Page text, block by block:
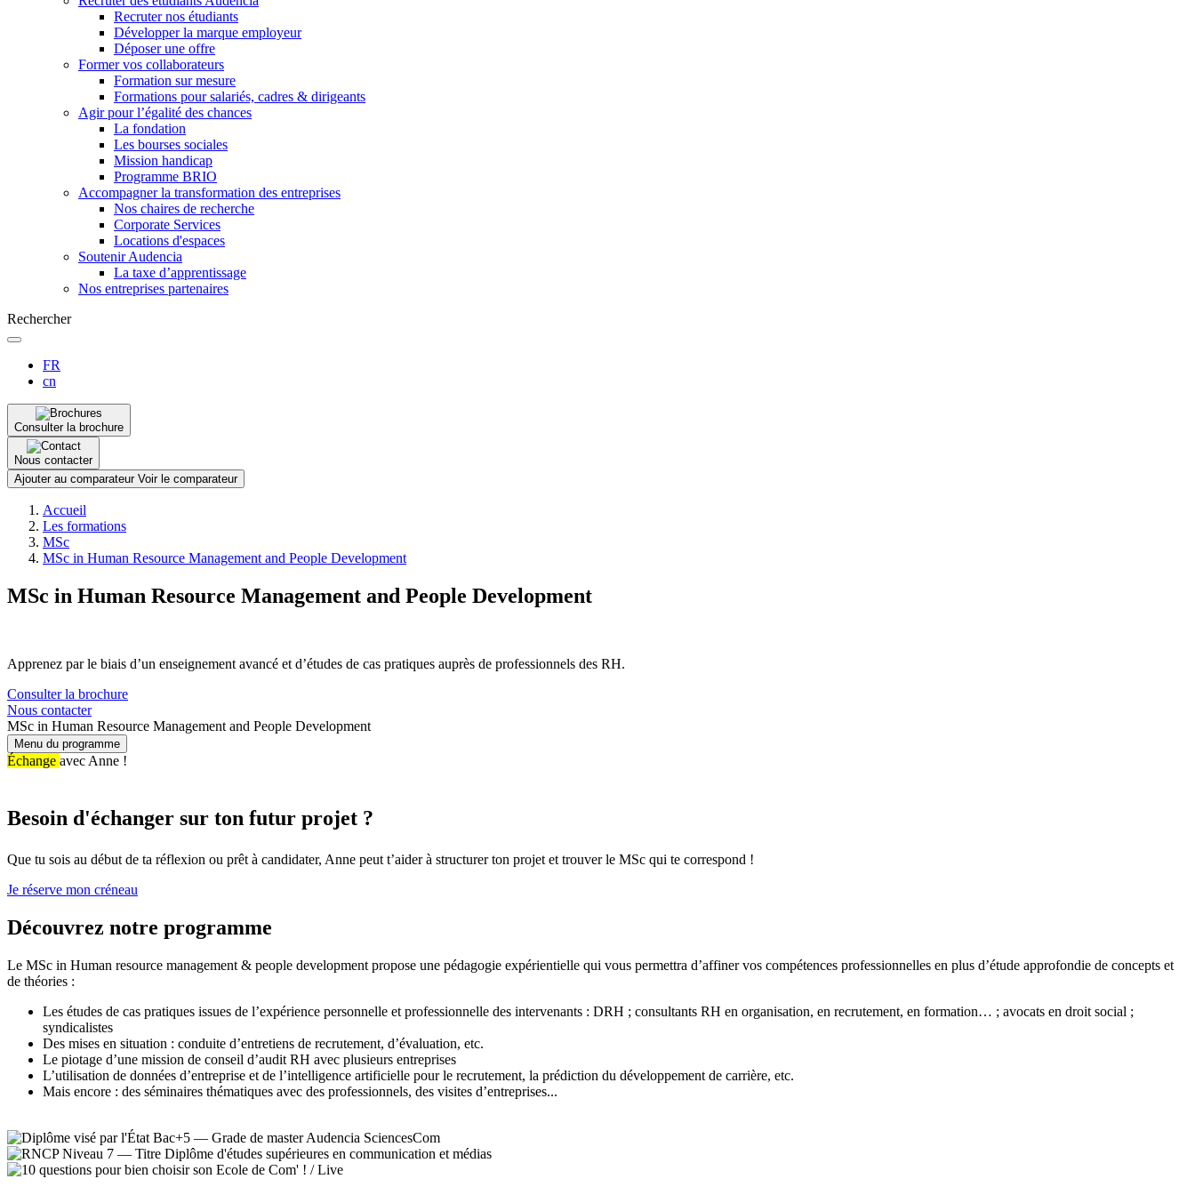
Recruter nos étudiants
Développer la marque employeur
Déposer une offre
Former vos collaborateurs
Formation sur mesure
Formations pour salariés, cadres & dirigeants
Agir pour l’égalité des chances
La fondation
Les bourses sociales
Mission handicap
Programme BRIO
Accompagner la transformation des entreprises
Nos chaires de recherche
Corporate Services
Locations d'espaces
Soutenir Audencia
La taxe d’apprentissage
Nos entreprises partenaires
Rechercher
FR
cn
Consulter la brochure
Nous contacter
Ajouter au comparateur Voir le comparateur
d'Ariane
Accueil
Les formations
MSc
MSc in Human Resource Management and People Development
MSc in Human Resource Management and People Development
Apprenez par le biais d’un enseignement avancé et d’études de cas pratiques auprès de professionnels des RH.
Consulter la brochure
Nous contacter
MSc in Human Resource Management and People Development
Menu du programme
Échange avec Anne !
Besoin d'échanger sur ton futur projet ?
Que tu sois au début de ta réflexion ou prêt à candidater, Anne peut t’aider à structurer ton projet et trouver le MSc qui te correspond !
Je réserve mon créneau
Découvrez notre programme
Le MSc in Human resource management & people development propose une pédagogie expérientielle qui vous permettra d’affiner vos compétences professionnelles en plus d’étude approfondie de concepts et
de théories :
Les études de cas pratiques issues de l’expérience personnelle et professionnelle des intervenants : DRH ; consultants RH en organisation, en recrutement, en formation… ; avocats en droit social ;
syndicalistes
Des mises en situation : conduite d’entretiens de recrutement, d’évaluation, etc.
Le piotage d’une mission de conseil d’audit RH avec plusieurs entreprises
L’utilisation de données d’entreprise et de l’intelligence artificielle pour le recrutement, la prédiction du développement de carrière, etc.
Mais encore : des séminaires thématiques avec des professionnels, des visites d’entreprises...